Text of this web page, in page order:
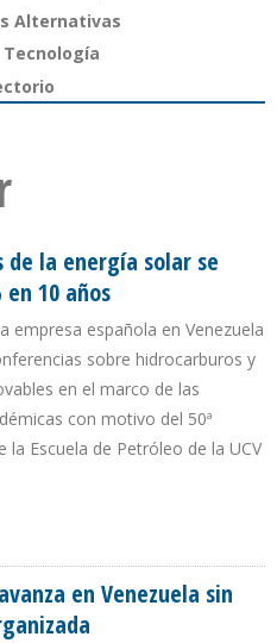
Alternativas
Tecnología
de la energía solar se
10 años
empresa española en Venezuela
sobre hidrocarburos y
en el marco de las
con motivo del 50ª
la Escuela de Petróleo de la UCV
en Venezuela sin